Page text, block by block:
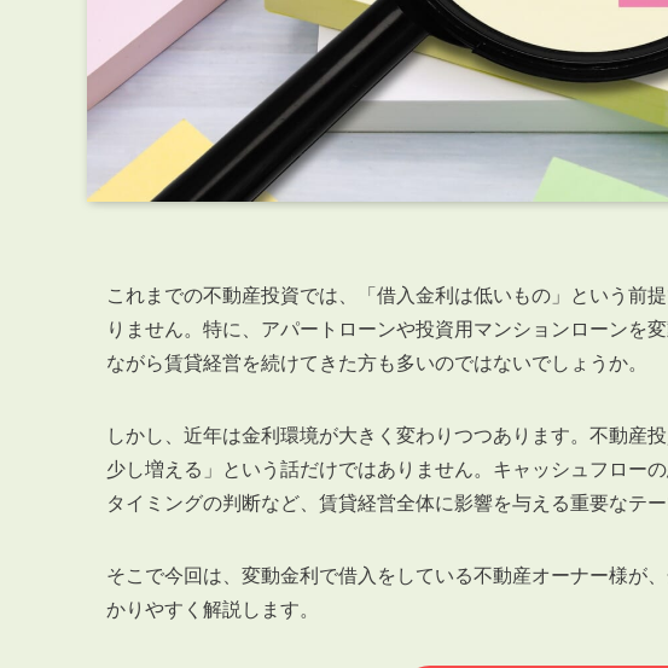
これまでの不動産投資では、「借入金利は低いもの」という前
りません。特に、アパートローンや投資用マンションローンを
ながら賃貸経営を続けてきた方も多いのではないでしょうか。
しかし、近年は金利環境が大きく変わりつつあります。不動産
少し増える」という話だけではありません。キャッシュフロー
タイミングの判断など、賃貸経営全体に影響を与える重要なテー
そこで今回は、変動金利で借入をしている不動産オーナー様が
かりやすく解説します。